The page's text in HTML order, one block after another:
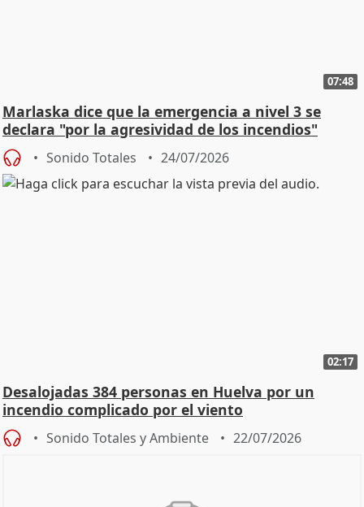
07:48
Marlaska dice que la emergencia a nivel 3 se
declara "por la agresividad de los incendios"
Sonido Totales 24/07/2026
02:17
Desalojadas 384 personas en Huelva por un
incendio complicado por el viento
Sonido Totales y Ambiente 22/07/2026